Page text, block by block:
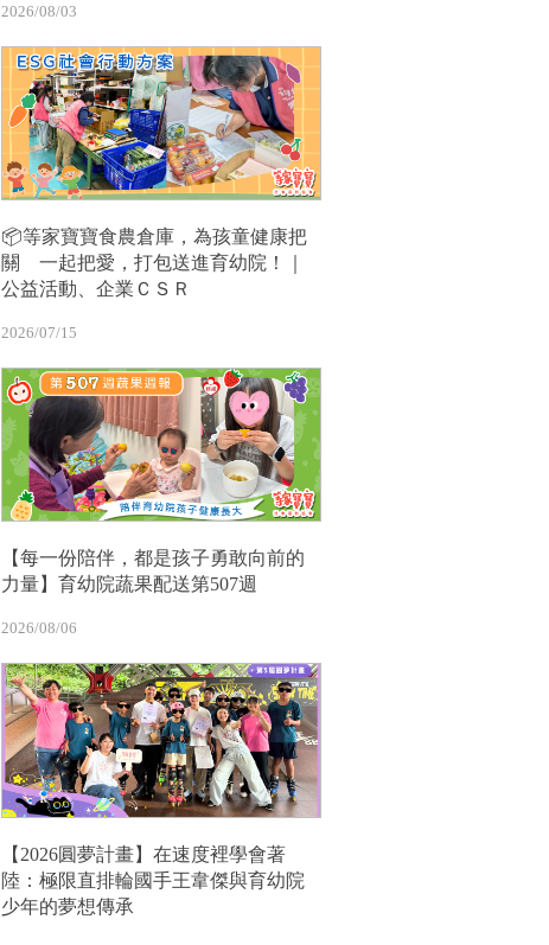
2026/08/03
📦等家寶寶食農倉庫，為孩童健康把
關 一起把愛，打包送進育幼院！｜
公益活動、企業ＣＳＲ
2026/07/15
【每一份陪伴，都是孩子勇敢向前的
力量】育幼院蔬果配送第507週
2026/08/06
【2026圓夢計畫】在速度裡學會著
陸：極限直排輪國手王韋傑與育幼院
少年的夢想傳承